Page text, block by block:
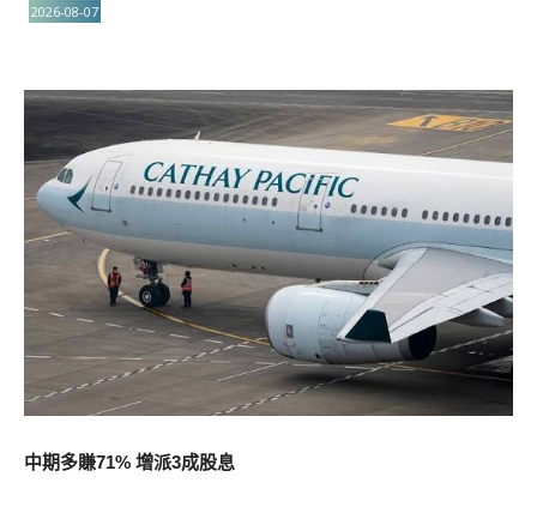
2026-08-07
中期多賺71% 增派3成股息